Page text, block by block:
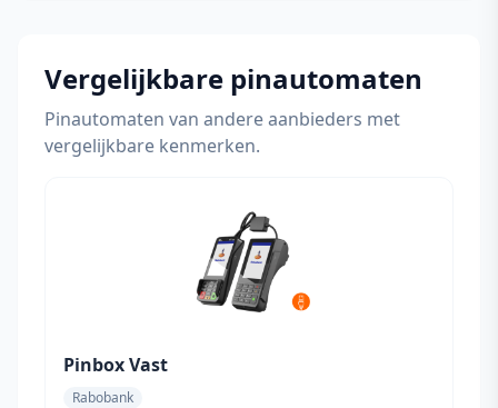
Vergelijkbare pinautomaten
Pinautomaten van andere aanbieders met
vergelijkbare kenmerken.
Pinbox Vast
Rabobank